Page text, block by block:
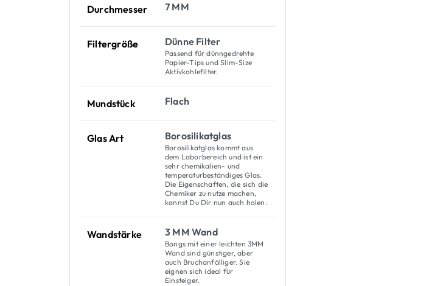
Durchmesser 7 MM
Filtergröße Dünne Filter
Passend für dünngedrehte
Papier-Tips und Slim-Size
Aktivkohlefilter.
Mundstück Flach
Glas Art Borosilikatglas
Borosilikatglas kommt aus
dem Laborbereich und ist ein
sehr chemikalien- und
temperaturbeständiges Glas.
Die Eigenschaften, die sich die
Chemiker zu nutze machen,
kannst Du Dir nun auch holen.
Wandstärke 3 MM Wand
Bongs mit einer leichten 3MM
Wand sind günstiger, aber
auch Bruchanfälliger. Sie
eignen sich ideal für
Einsteiger.